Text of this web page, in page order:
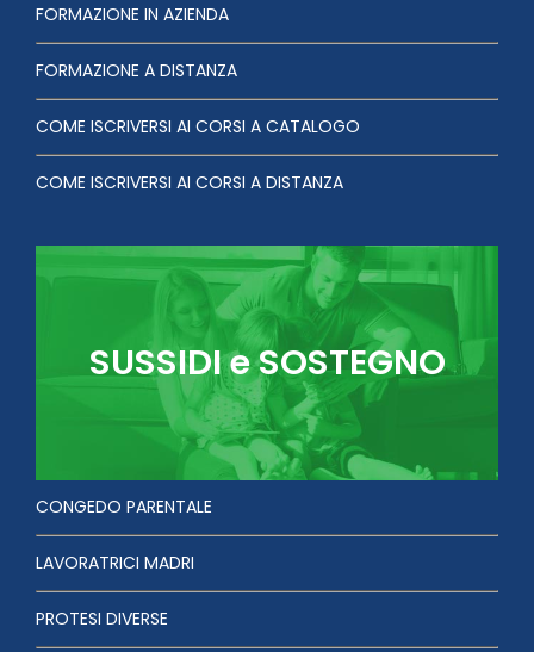
FORMAZIONE IN AZIENDA
FORMAZIONE A DISTANZA
COME ISCRIVERSI AI CORSI A CATALOGO
COME ISCRIVERSI AI CORSI A DISTANZA
SUSSIDI e SOSTEGNO
CONGEDO PARENTALE
LAVORATRICI MADRI
PROTESI DIVERSE